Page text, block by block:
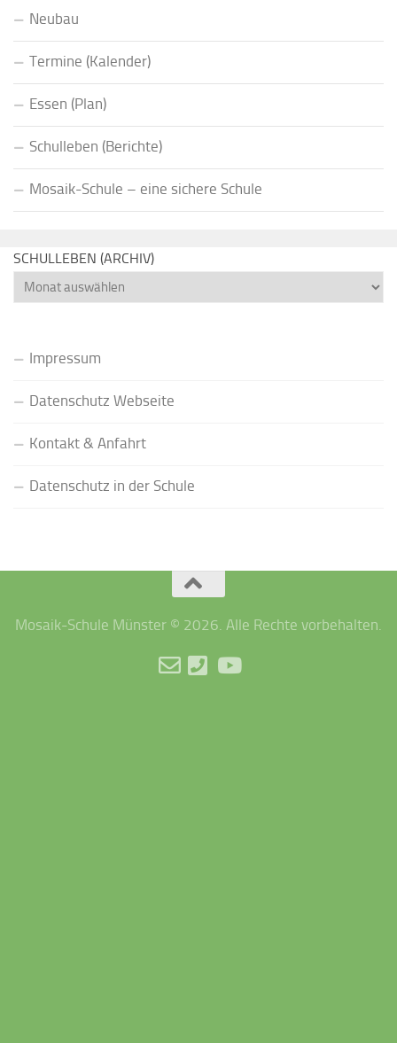
Neubau
Termine (Kalender)
Essen (Plan)
Schulleben (Berichte)
Mosaik-Schule – eine sichere Schule
SCHULLEBEN (ARCHIV)
Schulleben
(Archiv)
Impressum
Datenschutz Webseite
Kontakt & Anfahrt
Datenschutz in der Schule
Mosaik-Schule Münster © 2026. Alle Rechte vorbehalten.